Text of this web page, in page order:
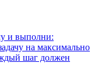
и выполни:
на максимально
шаг должен